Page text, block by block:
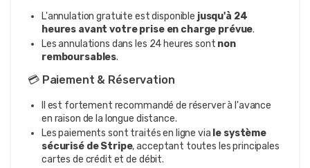
L'annulation gratuite est disponible jusqu'à 24
heures avant votre prise en charge prévue.
Les annulations dans les 24 heures sont non
remboursables.
💳 Paiement & Réservation
Il est fortement recommandé de réserver à l'avance
en raison de la longue distance.
Les paiements sont traités en ligne via le système
sécurisé de Stripe, acceptant toutes les principales
cartes de crédit et de débit.